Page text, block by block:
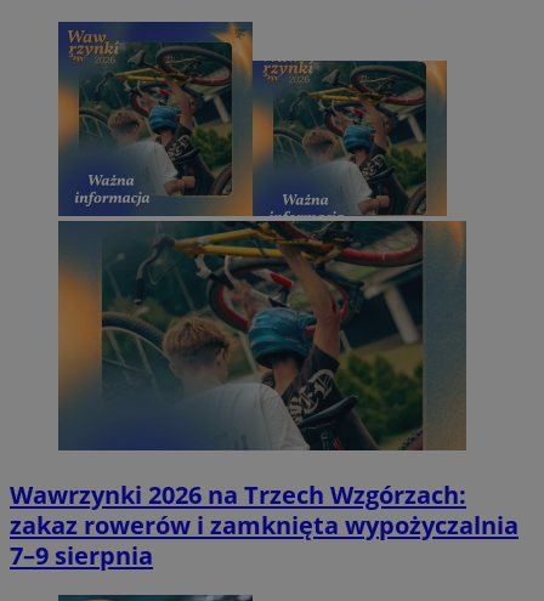
Wawrzynki 2026 na Trzech Wzgórzach:
zakaz rowerów i zamknięta wypożyczalnia
7–9 sierpnia